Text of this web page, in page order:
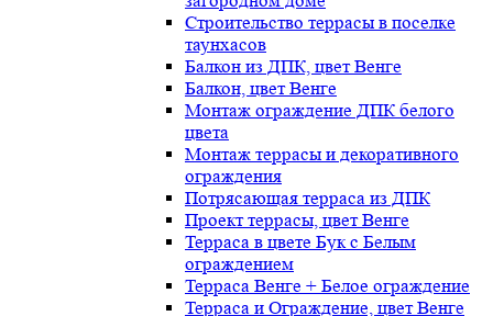
Строительство террасы в поселке
таунхасов
Балкон из ДПК, цвет Венге
Балкон, цвет Венге
Монтаж ограждение ДПК белого
цвета
Монтаж террасы и декоративного
ограждения
Потрясающая терраса из ДПК
Проект террасы, цвет Венге
Терраса в цвете Бук с Белым
ограждением
Терраса Венге + Белое ограждение
Терраса и Ограждение, цвет Венге